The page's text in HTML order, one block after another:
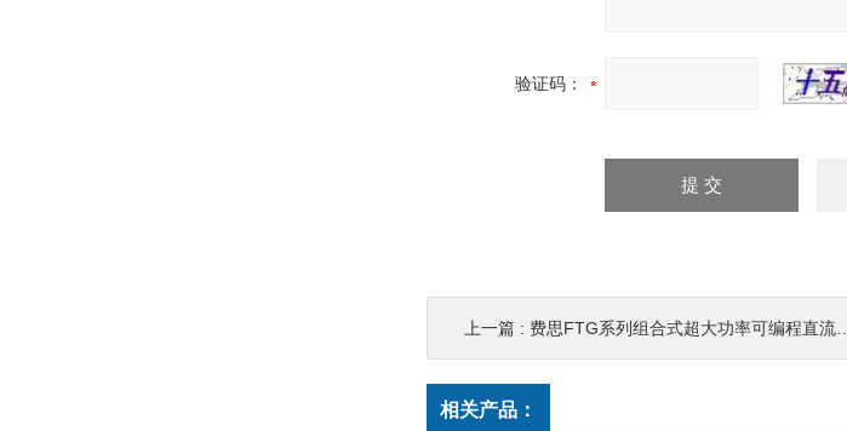
验证码：
上一篇 : 费思FTG系列组合式超大功率可编程直流电源
相关产品：